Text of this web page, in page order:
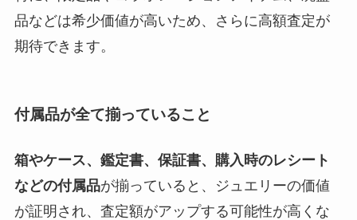
品などは希少価値が高いため、さらに高額査定が
期待できます。
付属品が全て揃っていること
箱やケース、鑑定書、保証書、購入時のレシート
などの付属品が揃っていると、ジュエリーの価値
が証明され、査定額がアップする可能性が高くな